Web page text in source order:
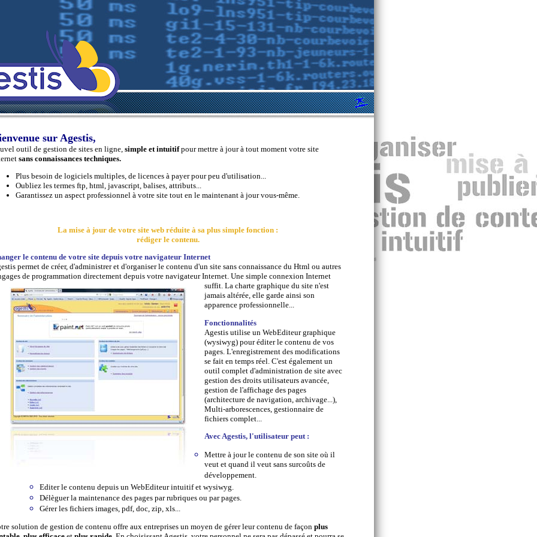
sur Agestis,
outil de gestion de sites en ligne, simple et intuitifpour mettre à jour à tout moment votre site
sans connaissances techniques.
Plus besoin de logiciels multiples, de licences à payer pour peu d'utilisation...
Oubliez les termes ftp, html, javascript, balises, attributs...
Garantissez un aspect professionnel à votre site tout en le maintenant à jour vous-même.
La mise à jour de votre site web réduite à sa plus simple fonction :
rédiger le contenu.
le contenu de votre site depuis votre navigateur Internet
permet de créer, d'administrer et d'organiser le contenu d'un site sans connaissance du Html ou autres
de programmation directement depuis votre navigateur Internet. Une simple connexion Internet
suffit. La charte graphique du site n'est
jamais altérée, elle garde ainsi son
apparence professionnelle...
Fonctionnalités
Agestis utilise un WebEditeur graphique
(wysiwyg) pour éditer le contenu de vos
pages. L'enregistrement des modifications
se fait en temps réel. C'est également un
outil complet d'administration de site avec
gestion des droits utilisateurs avancée,
gestion de l'affichage des pages
(architecture de navigation, archivage...),
Multi-arborescences, gestionnaire de
fichiers complet...
Avec Agestis, l'utilisateur peut :
Mettre à jour le contenu de son site où il
veut et quand il veut sans surcoûts de
développement.
Editer le contenu depuis un WebEditeur intuitif et wysiwyg.
Délèguer la maintenance des pages par rubriques ou par pages.
Gérer les fichiers images, pdf, doc, zip, xls...
solution de gestion de contenu offre aux entreprises un moyen de gérer leur contenu de façon plus